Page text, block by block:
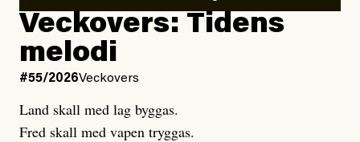
Publicerad6 August, 2026
Uppdaterad6 August, 2026
Publicerad3 August, 2026
Uppdaterad3 August, 2026
Veckovers: Tidens
melodi
#55/2026Veckovers
Land skall med lag byggas.
Fred skall med vapen tryggas.